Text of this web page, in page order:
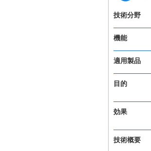
技術分野
機能
適用製品
目的
効果
技術概要